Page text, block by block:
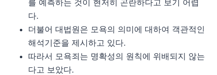
를 예측하는 것이 현저히 곤란하다고 보기 어렵
다.
더불어 대법원은 모욕의 의미에 대하여 객관적인
해석기준을 제시하고 있다.
따라서 모욕죄는 명확성의 원칙에 위배되지 않는
다고 보았다.